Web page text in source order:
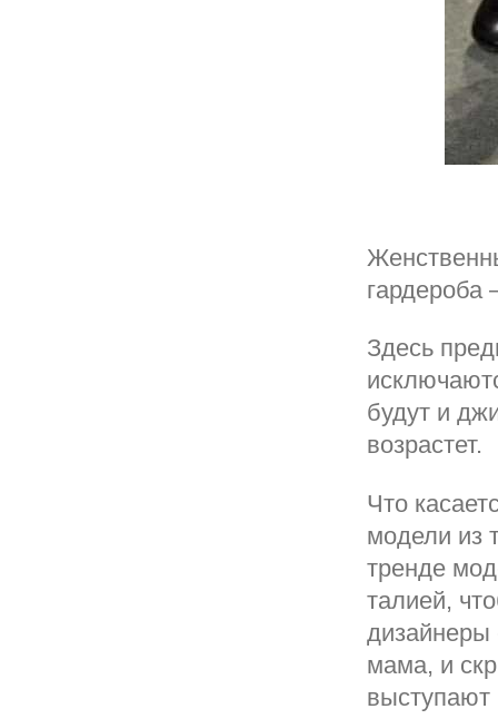
гардероба
Здесь
будут и
возрастет.
Что
модели из
тренде
талией,
дизайнеры
мама, и